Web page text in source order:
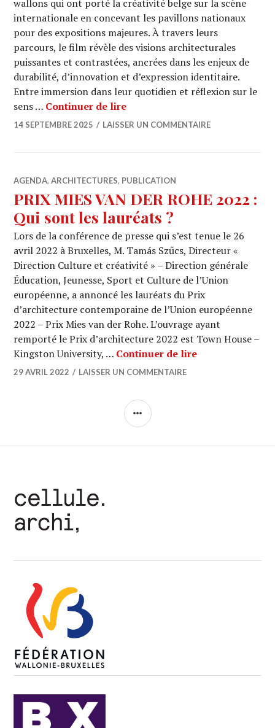
wallons qui ont porté la créativité belge sur la scène
internationale en concevant les pavillons nationaux
pour des expositions majeures. À travers leurs
parcours, le film révèle des visions architecturales
puissantes et contrastées, ancrées dans les enjeux de
durabilité, d’innovation et d’expression identitaire.
Entre immersion dans leur quotidien et réflexion sur le
sens … Continuer de lireARCHI URBAIN (20/03) :
14 SEPTEMBRE 2025 LAISSER UN COMMENTAIRE
AGENDA,ARCHITECTURES, PUBLICATION
PRIX MIES VAN DER ROHE 2022 :
Qui sont les lauréats ?
Lors de la conférence de presse qui s’est tenue le 26
avril 2022 à Bruxelles, M. Tamás Szűcs, Directeur «
Direction Culture et créativité » – Direction générale
Éducation, Jeunesse, Sport et Culture de l’Union
européenne, a annoncé les lauréats du Prix
d’architecture contemporaine de l’Union européenne
2022 – Prix Mies van der Rohe. L’ouvrage ayant
remporté le Prix d’architecture 2022 est Town House –
Kingston University, … Continuer de lirePRIX MIES
29 AVRIL 2022 LAISSER UN COMMENTAIRE
COLONNE